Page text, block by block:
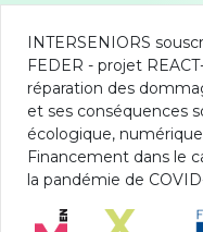
INTERSENIORS
FEDER - projet
réparation des
et ses conséquences
écologique,
Financement dans le
la pandémie de